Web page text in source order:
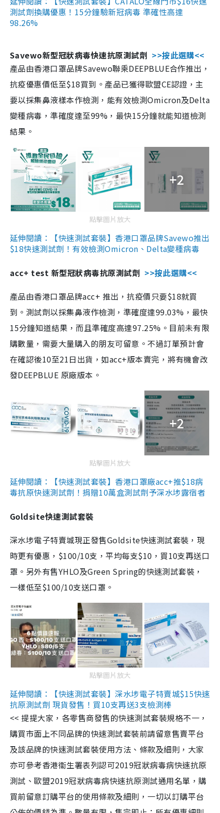
測試劑換購優惠！15分鐘驗新冠病毒 準確性高達
98.26%
Savewo新型冠狀病毒快速抗原測試劑 >>按此選購<<
產品由香港口罩品牌Savewo聯乘DEEPBLUE合作推出，
抗疫優惠價低至$18買到。產品已獲得歐盟CE認證，主
要以採集鼻液樣本作檢測，能有效檢測Omicron及Delta
變種病毒，準確度達至99%，最快15分鐘就能知道檢測
結果。
+2
點擊圖片放大
延伸閱讀：【快速測試套裝】香港口罩品牌Savewo推出
$18快速測試劑！有效檢測Omicron、Delta變種病毒
acc+ test 新型冠狀病毒抗原測試劑 >>按此選購<<
產品由香港口罩品牌acc+ 推出，抗疫價只要$18就買
到。測試劑以採集鼻液作檢測，準確度達99.03%，最快
15分鐘知道結果，而且準確度高達97.25%。目前未有限
購數量，需要大量購入的朋友可留意。不過訂單預計會
在確認後10至21日出貨，如acc+版本賣完，將有機會改
發DEEPBLUE 原廠版本。
+2
點擊圖片放大
延伸閱讀：【快速測試套裝】香港口罩廠acc+推$18病
毒抗原快速測試劑！捐贈10萬盒測試劑予深水埗露宿者
Goldsite快速測試套裝
深水埗電子特賣城現正發售Goldsite快速測試套裝，現
時更有優惠，$100/10支，平均每支$10，買10支再送口
罩。另外有售YHLO及Green Spring的快速測試套裝，
一樣低至$100/10支送口罩。
點擊圖片放大
延伸閱讀：【快速測試套裝】深水埗電子特賣城$15快速
抗原測試劑 現貨發售！買10支再送3支檢測棒
<< 提提大家，各零售商發售的快速測試套裝規格不一，
購買市面上不同品牌的快速測試套裝前請留意售賣平台
及該品牌的快速測試套裝使用方法、條款及細則，大家
亦可參考香港衞生署表列認可2019冠狀病毒病快速抗原
測試、歐盟2019冠狀病毒病快速抗原測試通用名單，購
買前留意訂購平台的使用條款及細則，一切以訂購平台